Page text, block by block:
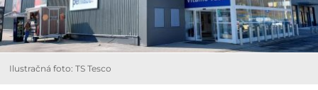
Ilustračná foto: TS Tesco